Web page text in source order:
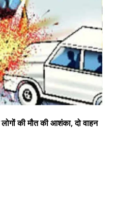
की मौत की आशंका, दो वाहन